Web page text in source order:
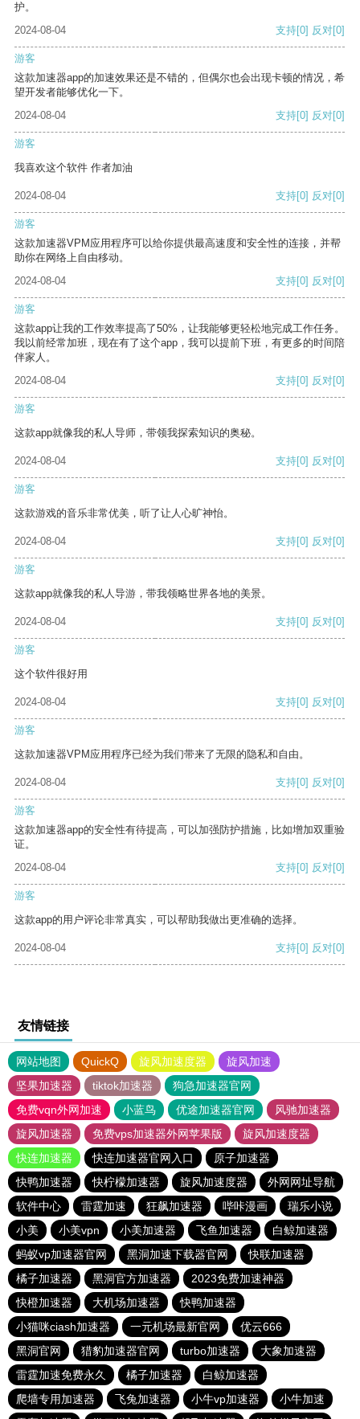
护。
2024-08-04
支持[0] 反对[0]
游客
这款加速器app的加速效果还是不错的，但偶尔也会出现卡顿的情况，希
望开发者能够优化一下。
2024-08-04
支持[0] 反对[0]
游客
我喜欢这个软件 作者加油
2024-08-04 支持[0] 反对[0]
游客
这款加速器VPM应用程序可以给你提供最高速度和安全性的连接，并帮
助你在网络上自由移动。
2024-08-04
支持[0] 反对[0]
游客
这款app让我的工作效率提高了50%，让我能够更轻松地完成工作任务。
我以前经常加班，现在有了这个app，我可以提前下班，有更多的时间陪
伴家人。
2024-08-04
支持[0] 反对[0]
游客
这款app就像我的私人导师，带领我探索知识的奥秘。
2024-08-04 支持[0] 反对[0]
游客
这款游戏的音乐非常优美，听了让人心旷神怡。
2024-08-04 支持[0] 反对[0]
游客
这款app就像我的私人导游，带我领略世界各地的美景。
2024-08-04 支持[0] 反对[0]
游客
这个软件很好用
2024-08-04 支持[0] 反对[0]
游客
这款加速器VPM应用程序已经为我们带来了无限的隐私和自由。
2024-08-04 支持[0] 反对[0]
游客
这款加速器app的安全性有待提高，可以加强防护措施，比如增加双重验
证。
2024-08-04
支持[0] 反对[0]
游客
这款app的用户评论非常真实，可以帮助我做出更准确的选择。
2024-08-04 支持[0] 反对[0]
友情链接
网站地图 QuickQ 旋风加速度器
旋风加速
坚果加速器
tiktok加速器
狗急加速器官网
免费vqn外网加速
小蓝鸟 优途加速器官网
风驰加速器
旋风加速器
免费vps加速器外网苹果版
旋风加速度器
快连加速器
快连加速器官网入口
原子加速器
快鸭加速器
快柠檬加速器 旋风加速度器
外网网址导航
软件中心
雷霆加速 狂飙加速器 哔咔漫画
瑞乐小说
小美
小美vpn 小美加速器 飞鱼加速器
白鲸加速器
蚂蚁vp加速器官网
黑洞加速下载器官网
快联加速器
橘子加速器
黑洞官方加速器
2023免费加速神器
快橙加速器
大机场加速器
快鸭加速器
小猫咪ciash加速器
一元机场最新官网
优云666
黑洞官网
猎豹加速器官网 turbo加速器
大象加速器
雷霆加速免费永久
橘子加速器
白鲸加速器
爬墙专用加速器
飞兔加速器 小牛vp加速器
小牛加速